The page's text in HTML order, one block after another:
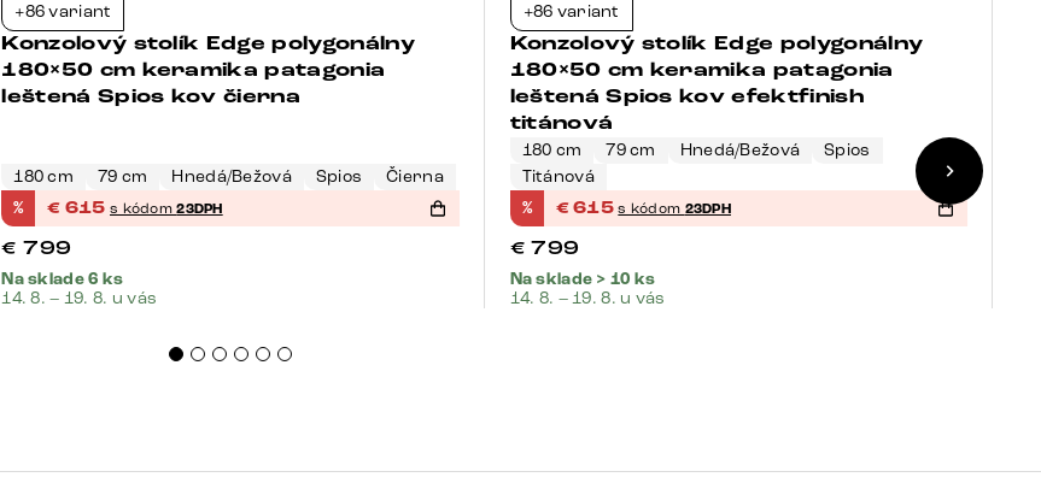
+86 variant
Konzolový stolík Edge polygonálny
180×50 cm keramika patagonia
leštená Spios kov čierna
180 cm 79 cm Hnedá/Bežová Spios Čierna
% € 615 s kódom23DPH
€ 799
Na sklade 6 ks
14. 8. – 19. 8. u vás
+86 variant
Konzolový stolík Edge polygonálny
180×50 cm keramika patagonia
leštená Spios kov efektfinish
titánová
180 cm 79 cm Hnedá/Bežová
Spios
Titánová
% €615 s kódom 23DPH
€ 799
Na sklade > 10 ks
14. 8. – 19. 8. u vás